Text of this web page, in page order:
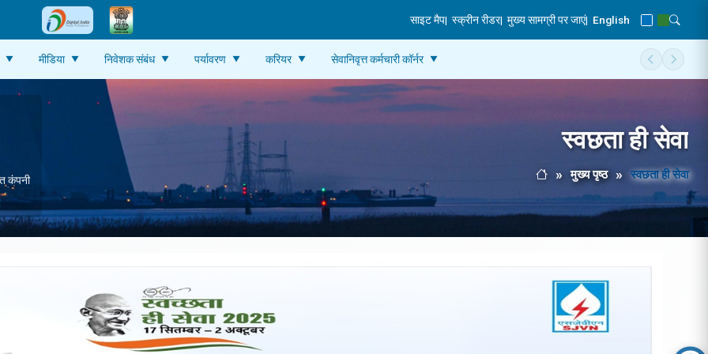
साइट मैप| स्क्रीन रीडर| मुख्य सामग्री पर जाएं| English
Blue Theme
Green
Toggle
मीडिया निवेशक संबंध पर्यावरण करियर सेवानिवृत्त कर्मचारी कॉर्नर
ScrollScroll
कंपनी
स्वछता ही सेवा
Breadcrumb
मुख्य पृष्ठमुख्य पृष्ठ स्वछता ही सेवा